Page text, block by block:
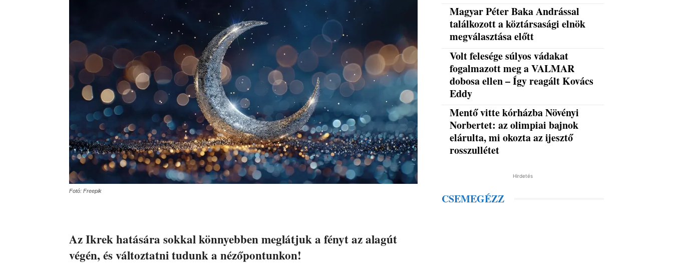
Fotó: Freepik
Az Ikrek hatására sokkal könnyebben meglátjuk a fényt az alagút
végén, és változtatni tudunk a nézőpontunkon!
Magyar Péter Baka Andrással
találkozott a köztársasági elnök
megválasztása előtt
Volt felesége súlyos vádakat
fogalmazott meg a VALMAR
dobosa ellen – Így reagált Kovács
Eddy
Mentő vitte kórházba Növényi
Norbertet: az olimpiai bajnok
elárulta, mi okozta az ijesztő
rosszullétet
Hirdetés
CSEMEGÉZZ